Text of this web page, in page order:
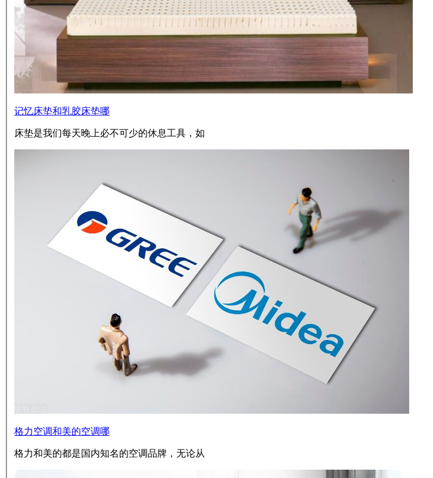
记忆床垫和乳胶床垫哪
床垫是我们每天晚上必不可少的休息工具，如
格力空调和美的空调哪
格力和美的都是国内知名的空调品牌，无论从